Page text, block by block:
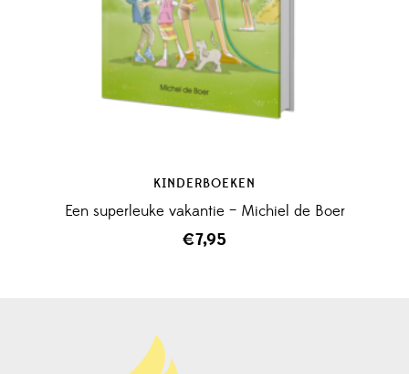
KINDERBOEKEN
Een superleuke vakantie – Michiel de Boer
€7,95